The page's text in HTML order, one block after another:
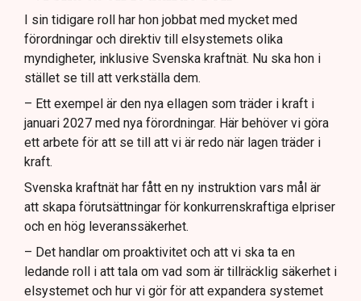
I sin tidigare roll har hon jobbat med mycket med
förordningar och direktiv till elsystemets olika
myndigheter, inklusive Svenska kraftnät. Nu ska hon i
stället se till att verkställa dem.
– Ett exempel är den nya ellagen som träder i kraft i
januari 2027 med nya förordningar. Här behöver vi göra
ett arbete för att se till att vi är redo när lagen träder i
kraft.
Svenska kraftnät har fått en ny instruktion vars mål är
att skapa förutsättningar för konkurrenskraftiga elpriser
och en hög leveranssäkerhet.
– Det handlar om proaktivitet och att vi ska ta en
ledande roll i att tala om vad som är tillräcklig säkerhet i
elsystemet och hur vi gör för att expandera systemet